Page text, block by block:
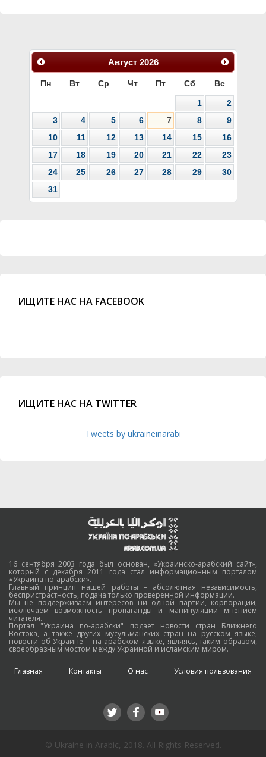
Август 2026
Пн Вт Ср Чт Пт Сб Вс
1
2
3
4 5 6 7 8
9
10
11 12 13 14 15
16
17
18 19 20 21 22
23
24
25 26 27 28 29
30
31
ИЩИТЕ НАС НА FACEBOOK
ИЩИТЕ НАС НА TWITTER
Tweets by ukraineinarabi
16 сентября 2003 года был основан, «Украинско-арабский сайт»,
который с декабря 2011 года стал информационным порталом
«Украина по-арабски».
Главный принцип нашей работы – абсолютная независимость,
беспристрастность, подача только проверенной информации.
Мы не поддерживаем интересов ни одной партии, корпорации,
исключаем возможность пропаганды и манипуляции мнением
читателя.
Портал "Украина по-арабски" подает новости стран Ближнего
Востока, а также других мусульманских стран на русском языке,
новости об Украине – на арабском языке, являясь, таким образом,
своеобразным мостом между Украиной и исламским миром.
Главная Контакты О нас Условия пользования
© Ukraine in Arabic, 2018. All Rights Reserved.